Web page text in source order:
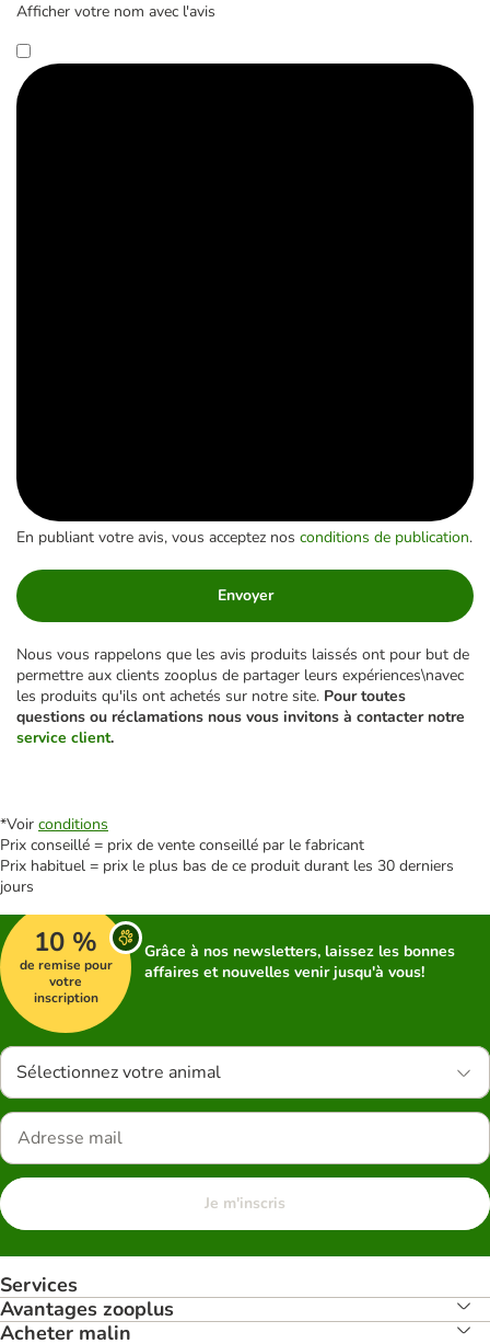
Afficher votre nom avec l'avis
En publiant votre avis, vous acceptez nos conditions de publication.
Envoyer
Nous vous rappelons que les avis produits laissés ont pour but de
permettre aux clients zooplus de partager leurs expériences\navec
les produits qu'ils ont achetés sur notre site. Pour toutes
questions ou réclamations nous vous invitons à contacter notre
service client.
*Voir conditions
Prix conseillé = prix de vente conseillé par le fabricant
Prix habituel = prix le plus bas de ce produit durant les 30 derniers
jours
10 %
de remise pour
votre
inscription
Grâce à nos newsletters, laissez les bonnes
affaires et nouvelles venir jusqu'à vous!
Sélectionnez votre animal
Je m'inscris
Services
Avantages zooplus
Acheter malin